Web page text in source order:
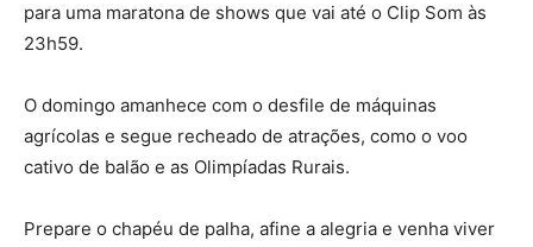
para uma maratona de shows que vai até o Clip Som às
23h59.
O domingo amanhece com o desfile de máquinas
agrícolas e segue recheado de atrações, como o voo
cativo de balão e as Olimpíadas Rurais.
Prepare o chapéu de palha, afine a alegria e venha viver